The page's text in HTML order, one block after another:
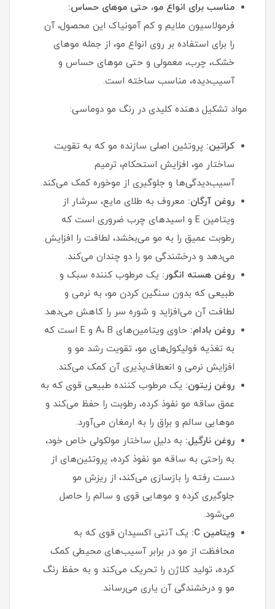
مناسب برای انواع مو، حتی موهای حساس:
فرمولاسیون ملایم و کم‌ آمونیاک این محصول، آن
را برای استفاده بر روی انواع مو، از جمله موهای
خشک، چرب، معمولی و حتی موهای حساس و
آسیب‌دیده، مناسب ساخته است.
مواد تشکیل دهنده کلیدی در رنگ مو دوماسی:
کراتین: پروتئین اصلی سازنده مو که به تقویت
ساختار مو، افزایش استحکام، ترمیم
آسیب‌دیدگی‌ها و جلوگیری از موخوره کمک می‌کند.
روغن آرگان: معروف به طلای مایع، سرشار از
ویتامین E و اسیدهای چرب ضروری است که
رطوبت عمیق را به مو می‌بخشد، لطافت را افزایش
می‌دهد و درخشندگی مو را دو چندان می‌کند.
روغن هسته انگور: یک مرطوب‌ کننده سبک و
طبیعی که بدون سنگین کردن مو، به نرمی و
لطافت آن می‌افزاید و شوره سر را کاهش می‌دهد.
روغن بادام:
حاوی ویتامین‌های A، B و E است که
به تغذیه فولیکول‌های مو، تقویت رشد مو و
افزایش نرمی و انعطاف‌پذیری آن کمک می‌کند.
روغن زیتون: یک مرطوب‌ کننده طبیعی قوی که به
عمق ساقه مو نفوذ کرده، رطوبت را حفظ می‌کند و
موهایی سالم و براق را به ارمغان می‌آورد.
روغن نارگیل: به دلیل ساختار مولکولی خاص خود،
به راحتی به ساقه مو نفوذ کرده، پروتئین‌های از
دست رفته را بازسازی می‌کند، از ریزش مو
جلوگیری کرده و موهایی قوی و سالم را حاصل
می‌شود.
ویتامین C:
یک آنتی‌ اکسیدان قوی که به
محافظت از مو در برابر آسیب‌های محیطی کمک
کرده، تولید کلاژن را تحریک می‌کند و به حفظ رنگ
مو و درخشندگی آن یاری می‌رساند.